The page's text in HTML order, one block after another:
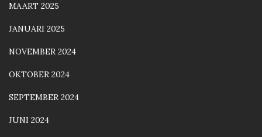
MAART 2025
JANUARI 2025
NOVEMBER 2024
OKTOBER 2024
SEPTEMBER 2024
JUNI 2024